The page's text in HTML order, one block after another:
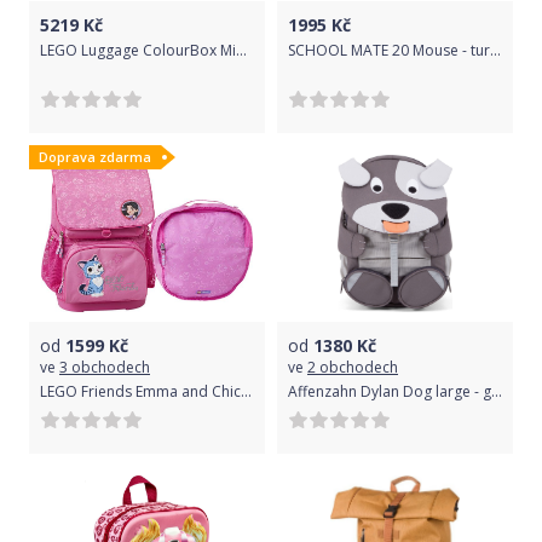
5219 Kč
LEGO Luggage ColourBox Minifigure Head 28\" - Námořnická modř
1995 Kč
SCHOOL MATE 20 Mouse - turquoise
Doprava zdarma
od 1599 Kč
ve 3 obchodech
LEGO Friends Emma and Chico Optimo 2-dílný set
od 1380 Kč
ve 2 obchodech
Affenzahn Dylan Dog large - green uni